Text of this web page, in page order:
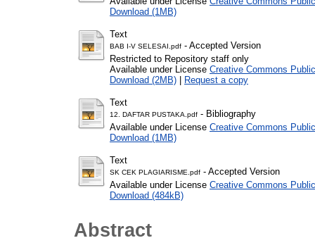
Download (1MB)
Text
BAB I-V SELESAI.pdf - Accepted Version
Restricted to Repository staff only
Available under License Creative Commons
Download (2MB) | Request a copy
Text
12. DAFTAR PUSTAKA.pdf - Bibliography
Available under License Creative Commons
Download (1MB)
Text
SK CEK PLAGIARISME.pdf - Accepted Version
Available under License Creative Commons
Download (484kB)
Abstract